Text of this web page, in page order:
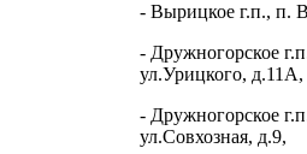
- Вырицкое г.п., п.
- Дружногорское
ул.Урицкого, д.11А,
- Дружногорское
ул.Совхозная, д.9,